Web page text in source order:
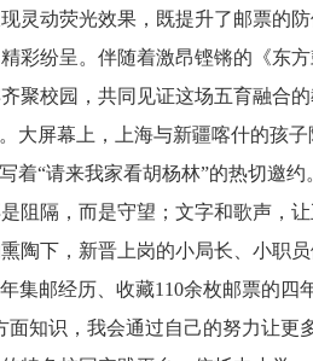
灵动荧光效果，既提升了邮票的
彩纷呈。伴随着激昂铿锵的《东
聚校园，共同见证这场五育融合的
大屏幕上，上海与新疆喀什的孩
“请来我家看胡杨林”的热切邀
隔，而是守望；文字和歌声，
下，新晋上岗的小局长、小职员
邮经历、收藏110余枚邮票的四
知识，我会通过自己的努力让更